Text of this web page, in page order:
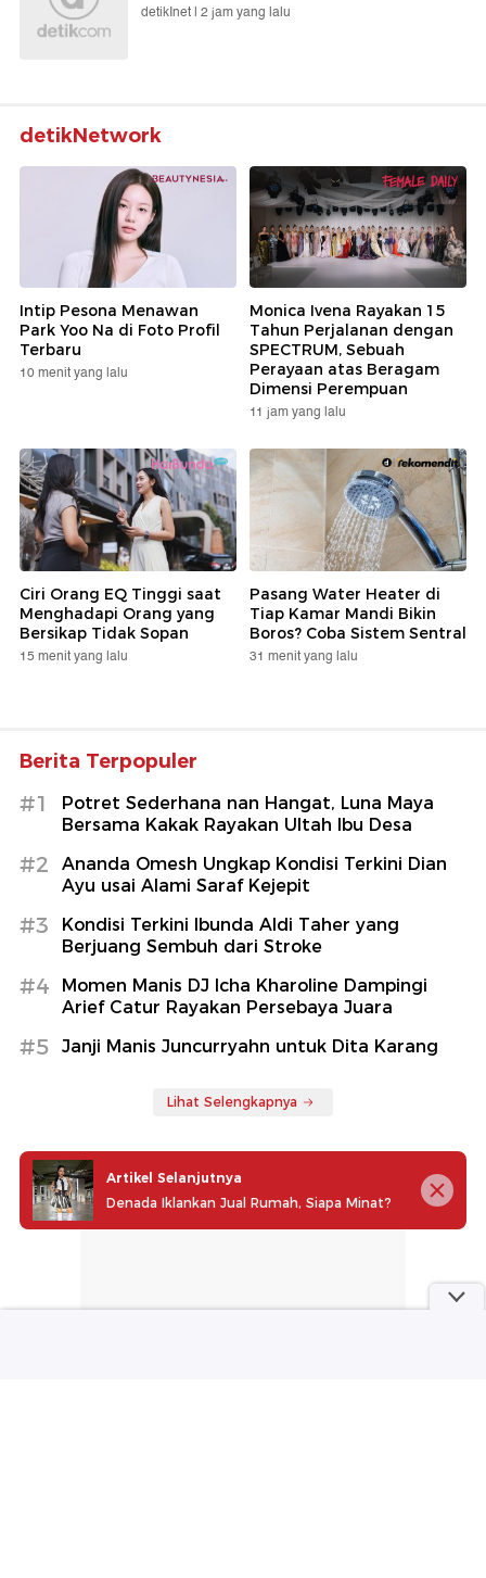
detikInet | 2 jam yang lalu
detikNetwork
Intip Pesona Menawan
Park Yoo Na di Foto Profil
Terbaru
10 menit yang lalu
Monica Ivena Rayakan 15
Tahun Perjalanan dengan
SPECTRUM, Sebuah
Perayaan atas Beragam
Dimensi Perempuan
11 jam yang lalu
Ciri Orang EQ Tinggi saat
Menghadapi Orang yang
Bersikap Tidak Sopan
15 menit yang lalu
Pasang Water Heater di
Tiap Kamar Mandi Bikin
Boros? Coba Sistem Sentral
31 menit yang lalu
Berita Terpopuler
#1
Potret Sederhana nan Hangat, Luna Maya
Bersama Kakak Rayakan Ultah Ibu Desa
#2
Ananda Omesh Ungkap Kondisi Terkini Dian
Ayu usai Alami Saraf Kejepit
#3
Kondisi Terkini Ibunda Aldi Taher yang
Berjuang Sembuh dari Stroke
#4
Momen Manis DJ Icha Kharoline Dampingi
Arief Catur Rayakan Persebaya Juara
#5 Janji Manis Juncurryahn untuk Dita Karang
Lihat Selengkapnya
Artikel Selanjutnya
Denada Iklankan Jual Rumah, Siapa Minat?